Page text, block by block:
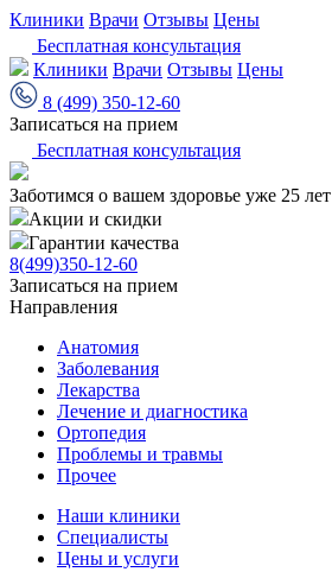
Клиники Врачи Отзывы Цены
Бесплатная консультация
Клиники Врачи Отзывы Цены
8 (499) 350-12-60
Записаться на прием
Бесплатная консультация
Заботимся о вашем здоровье уже 25 лет
Акции и скидки
Гарантии качества
8(499)350-12-60
Записаться на прием
Направления
Анатомия
Заболевания
Лекарства
Лечение и диагностика
Ортопедия
Проблемы и травмы
Прочее
Наши клиники
Специалисты
Цены и услуги